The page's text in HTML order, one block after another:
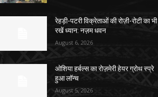
रेहड़ी-पटरी विक्रेताओं की रोज़ी-रोटी का भी
रखें ध्यान: नज़म धवन
August 6, 2026
ओशिया हर्बल्स का रोज़मेरी हेयर ग्रोथ स्प्रे
हुआ लॉन्च
August 5, 2026